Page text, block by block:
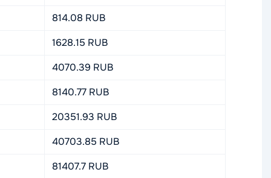
814.08 RUB
1628.15 RUB
4070.39 RUB
8140.77 RUB
20351.93 RUB
40703.85 RUB
81407.7 RUB